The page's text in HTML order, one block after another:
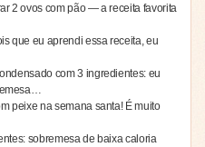
2 ovos com pão — a receita favorita
que eu aprendi essa receita, eu
com 3 ingredientes: eu
peixe na semana santa! É muito
sobremesa de baixa caloria